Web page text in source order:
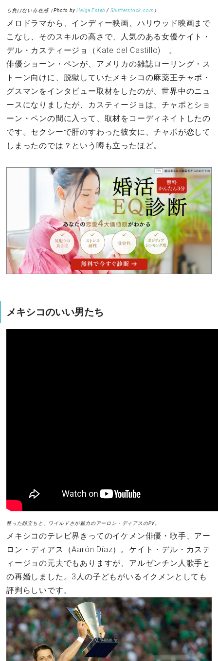
も負けない存在感（Photo byHelga Esteb / Shutterstock.com ）
メロドラマから、インディー映画、ハリウッド映画まで
こなし、そのスキルの高さで、人気のある女優ケイト・
デル・カスティージョ（Kate del Castillo) 。
俳優ショーン・ペンが、アメリカの雑誌ローリング・ス
トーン向けに、脱獄していたメキシコの麻薬王チャポ・
グスマンをインタビュー取材をしたのが、世界中のニュ
ースになりましたが、カスティージョは、チャポとショ
ーン・ペンの間に入って、取材をコーディネイトしたの
です。セクシーで肝のすわった彼女に、チャポが恋して
しまったのでは？という噂も立ったほど。
メキシコのいい男たち
整った顔立ちと、ワイルドさが魅力のアーロン・ディアスのPV。
メキシコのテレビ界きってのイケメン俳優・歌手、アー
ロン・ディアス（Aarón Díaz）。ケイト・デル・カステ
ィージョの元夫でもありますが、アルゼンチン人歌手と
の再婚しました。3人の子どもがいるイクメンとしても
評判らしいです。